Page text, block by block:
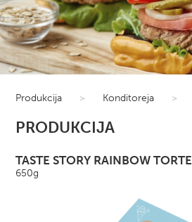
Produkcija > Konditoreja >
PRODUKCIJA
TASTE STORY RAINBOW TORTE
650g